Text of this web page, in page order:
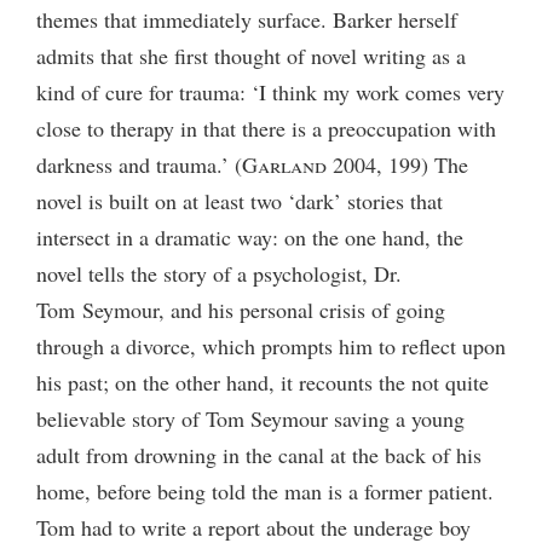
themes that immediately surface. Barker herself
admits that she first thought of novel writing as a
kind of cure for trauma: ‘I think my work comes very
close to therapy in that there is a preoccupation with
darkness and trauma.’ (Garland 2004, 199) The
novel is built on at least two ‘dark’ stories that
intersect in a dramatic way: on the one hand, the
novel tells the story of a psychologist, Dr.
Tom Seymour, and his personal crisis of going
through a divorce, which prompts him to reflect upon
his past; on the other hand, it recounts the not quite
believable story of Tom Seymour saving a young
adult from drowning in the canal at the back of his
home, before being told the man is a former patient.
Tom had to write a report about the underage boy